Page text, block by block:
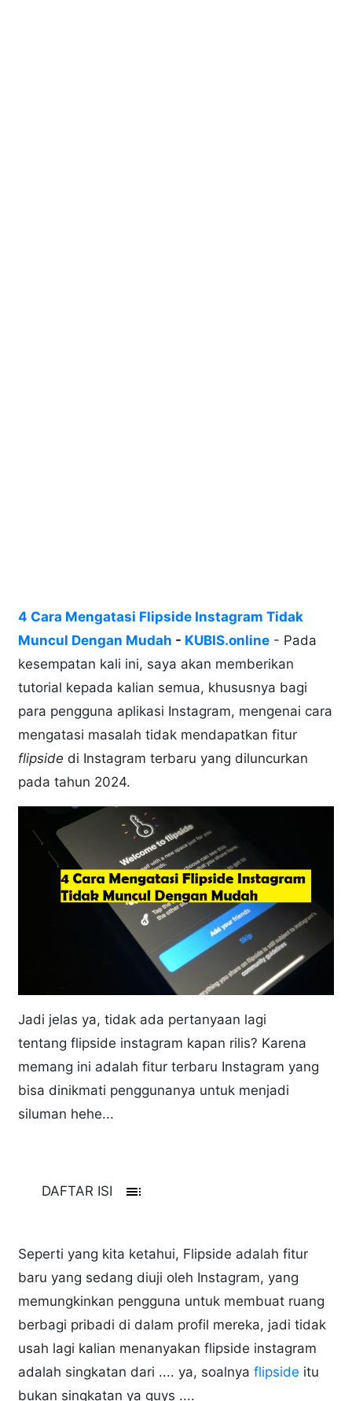
4 Cara Mengatasi Flipside Instagram Tidak
Muncul Dengan Mudah - KUBIS.online - Pada
kesempatan kali ini, saya akan memberikan
tutorial kepada kalian semua, khususnya bagi
para pengguna aplikasi Instagram, mengenai cara
mengatasi masalah tidak mendapatkan fitur
flipside di Instagram terbaru yang diluncurkan
pada tahun 2024.
Jadi jelas ya, tidak ada pertanyaan lagi
tentang flipside instagram kapan rilis? Karena
memang ini adalah fitur terbaru Instagram yang
bisa dinikmati penggunanya untuk menjadi
siluman hehe...
DAFTAR ISI toc
Seperti yang kita ketahui, Flipside adalah fitur
baru yang sedang diuji oleh Instagram, yang
memungkinkan pengguna untuk membuat ruang
berbagi pribadi di dalam profil mereka, jadi tidak
usah lagi kalian menanyakan flipside instagram
adalah singkatan dari .... ya, soalnyaflipside itu
bukan singkatan ya guys ....